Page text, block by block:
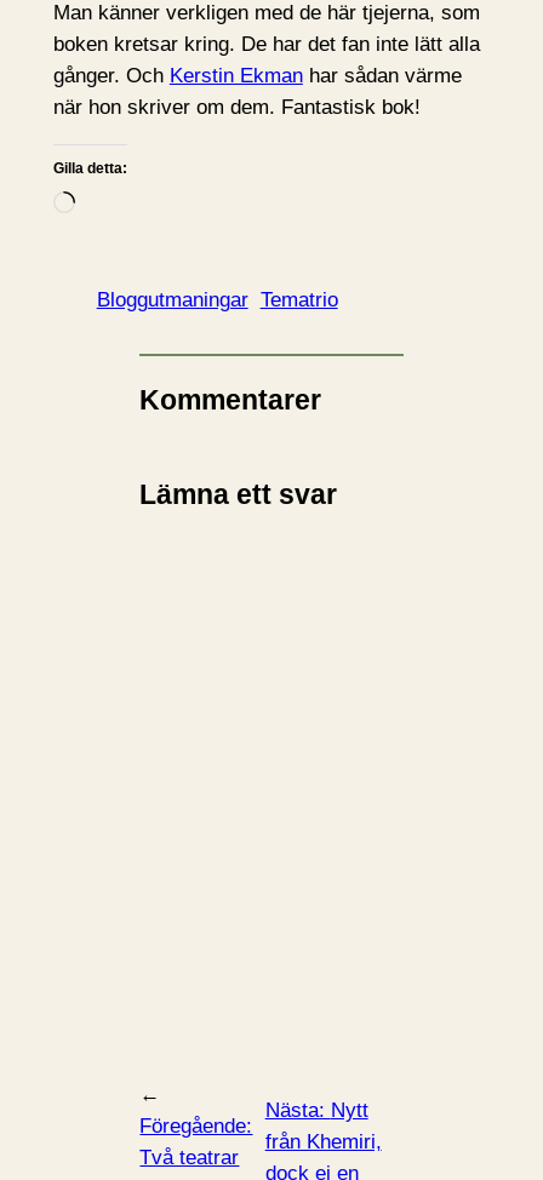
Man känner verkligen med de här tjejerna, som
boken kretsar kring. De har det fan inte lätt alla
gånger. Och Kerstin Ekmanhar sådan värme
när hon skriver om dem. Fantastisk bok!
Gilla detta:
L
Bloggutmaningar Tematrio
Kommentarer
Lämna ett svar
←
Föregående:
Två teatrar
Nästa: Nytt
från Khemiri,
dock ej en